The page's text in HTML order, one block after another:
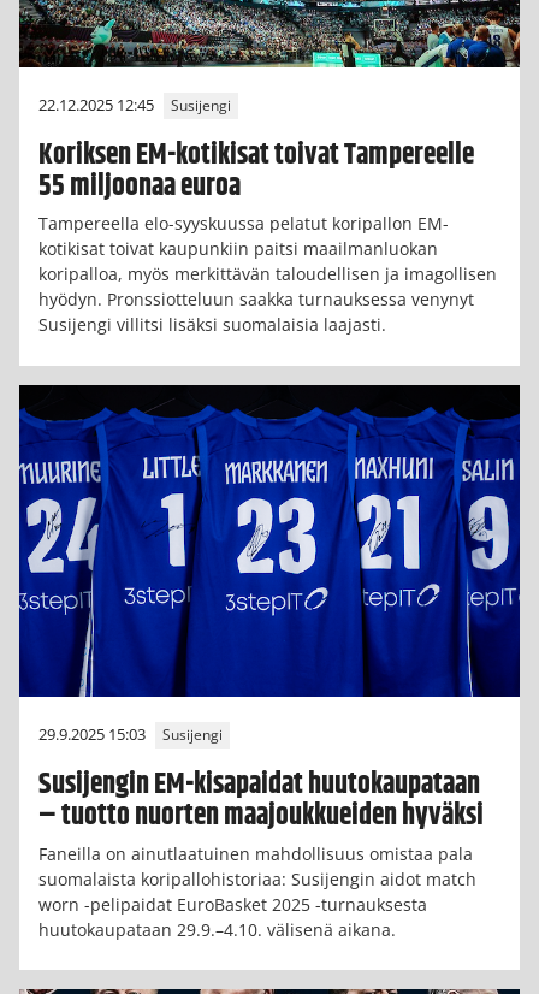
22.12.2025 12:45 Susijengi
Koriksen EM-kotikisat toivat Tampereelle
55 miljoonaa euroa
Tampereella elo-syyskuussa pelatut koripallon EM-
kotikisat toivat kaupunkiin paitsi maailmanluokan
koripalloa, myös merkittävän taloudellisen ja imagollisen
hyödyn. Pronssiotteluun saakka turnauksessa venynyt
Susijengi villitsi lisäksi suomalaisia laajasti.
29.9.2025 15:03 Susijengi
Susijengin EM-kisapaidat huutokaupataan
– tuotto nuorten maajoukkueiden hyväksi
Faneilla on ainutlaatuinen mahdollisuus omistaa pala
suomalaista koripallohistoriaa: Susijengin aidot match
worn -pelipaidat EuroBasket 2025 -turnauksesta
huutokaupataan 29.9.–4.10. välisenä aikana.